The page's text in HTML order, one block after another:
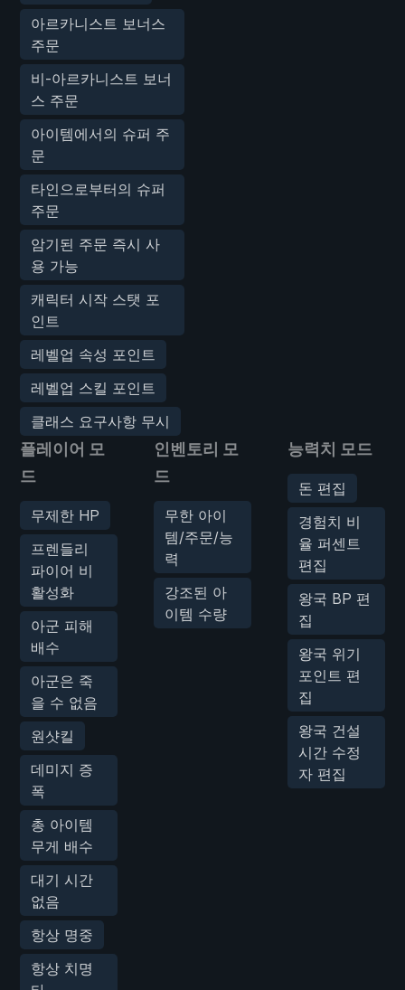
아르카니스트 보너스
주문
비-아르카니스트 보너
스 주문
아이템에서의 슈퍼 주
문
타인으로부터의 슈퍼
주문
암기된 주문 즉시 사
용 가능
캐릭터 시작 스탯 포
인트
레벨업 속성 포인트
레벨업 스킬 포인트
클래스 요구사항 무시
플레이어 모
드
무제한 HP
프렌들리
파이어 비
활성화
아군 피해
배수
아군은 죽
을 수 없음
원샷킬
데미지 증
폭
총 아이템
무게 배수
대기 시간
없음
항상 명중
항상 치명
인벤토리 모
드
무한 아이
템/주문/능
력
강조된 아
이템 수량
능력치 모드
돈 편집
경험치 비
율 퍼센트
편집
왕국 BP 편
집
왕국 위기
포인트 편
집
왕국 건설
시간 수정
자 편집